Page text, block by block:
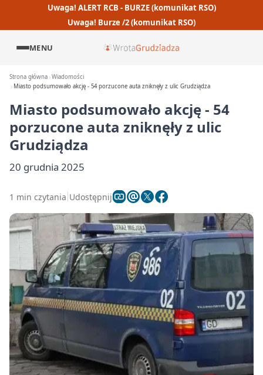
Uwaga! ALERT RCB - BURZE (komunikat RSO)
Uwaga! Burze /2 (komunikat RSO)
MENU
Strona główna Wiadomości
Miasto podsumowało akcję - 54 porzucone auta zniknęły z ulic Grudziądza
Miasto podsumowało akcję - 54
porzucone auta zniknęły z ulic
Grudziądza
20 grudnia 2025
1 min czytania Udostępnij